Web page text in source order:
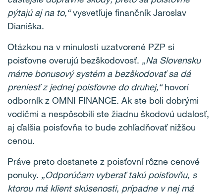
pýtajú aj na to,“vysvetľuje finančník Jaroslav
Dianiška.
Otázkou na v minulosti uzatvorené PZP si
poisťovne overujú bezškodovosť. „Na Slovensku
máme bonusový systém a bezškodovať sa dá
preniesť z jednej poisťovne do druhej,“hovorí
odborník z OMNI FINANCE. Ak ste boli dobrými
vodičmi a nespôsobili ste žiadnu škodovú udalosť,
aj ďalšia poisťovňa to bude zohľadňovať nižšou
cenou.
Práve preto dostanete z poisťovní rôzne cenové
ponuky. „Odporúčam vyberať takú poisťovňu, s
ktorou má klient skúsenosti, prípadne v nej má